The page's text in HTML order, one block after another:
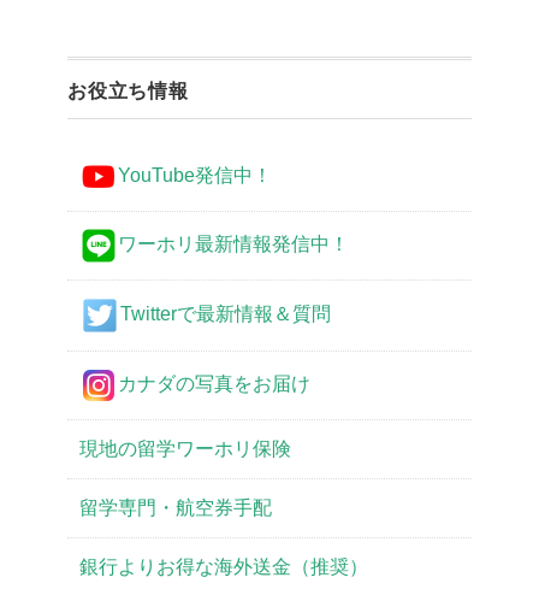
お役立ち情報
YouTube発信中！
ワーホリ最新情報発信中！
Twitterで最新情報＆質問
カナダの写真をお届け
現地の留学ワーホリ保険
留学専門・航空券手配
銀行よりお得な海外送金（推奨）